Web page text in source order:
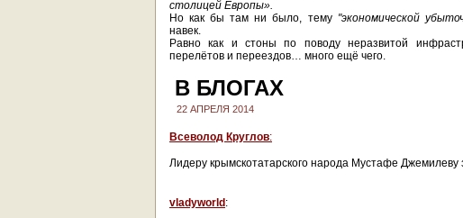
столицей Европы».
Но как бы там ни было, тему "экономической
навек.
Равно как и стоны по поводу неразвитой
перелётов и переездов… много ещё чего.
В БЛОГАХ
22 АПРЕЛЯ 2014
Всеволод Круглов:
Лидеру крымскотатарского народа Мустафе
vladyworld :